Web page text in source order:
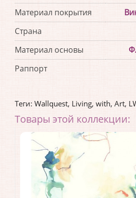
Материал покрытия
Страна
Материал основы
Раппорт
Теги: Wallquest, Living, with, Art,
Товары этой коллекции: